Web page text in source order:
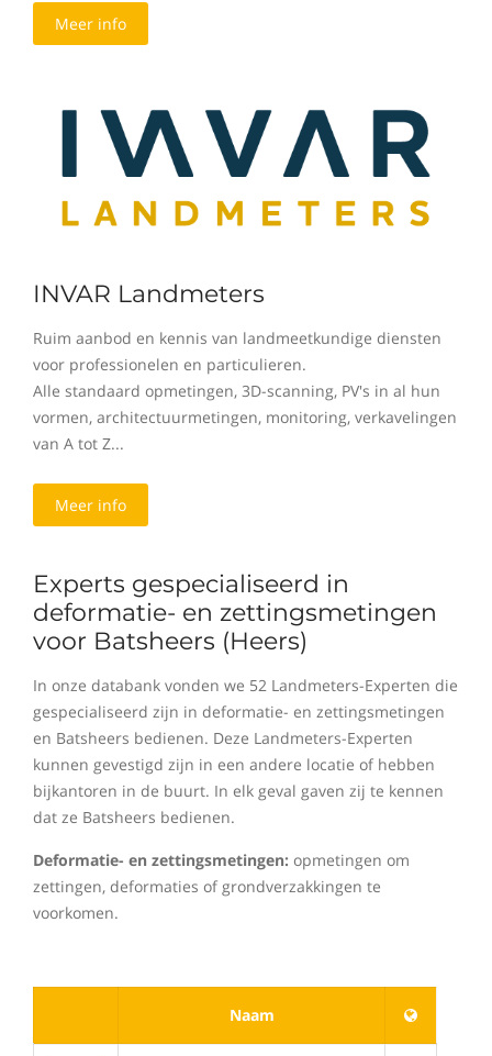
Meer info
INVAR Landmeters
Ruim aanbod en kennis van landmeetkundige diensten
voor professionelen en particulieren.
Alle standaard opmetingen, 3D-scanning, PV's in al hun
vormen, architectuurmetingen, monitoring, verkavelingen
van A tot Z...
Meer info
Experts gespecialiseerd in
deformatie- en zettingsmetingen
voor Batsheers (Heers)
In onze databank vonden we 52 Landmeters-Experten die
gespecialiseerd zijn in deformatie- en zettingsmetingen
en Batsheers bedienen. Deze Landmeters-Experten
kunnen gevestigd zijn in een andere locatie of hebben
bijkantoren in de buurt. In elk geval gaven zij te kennen
dat ze Batsheers bedienen.
Deformatie- en zettingsmetingen: opmetingen om
zettingen, deformaties of grondverzakkingen te
voorkomen.
Naam